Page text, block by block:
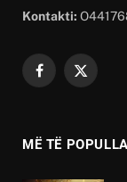
Kontakti:
Facebook
X
MË TË